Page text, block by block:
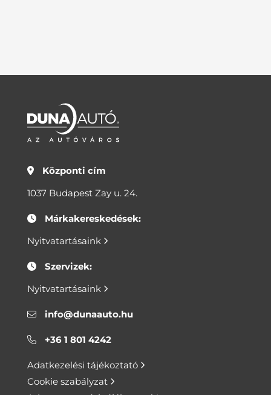
Központi cím
1037 Budapest Zay u. 24.
Márkakereskedések:
Nyitvatartásaink
Szervizek:
Nyitvatartásaink
info@dunaauto.hu
+36 1 801 4242
Adatkezelési tájékoztató
Cookie szabályzat